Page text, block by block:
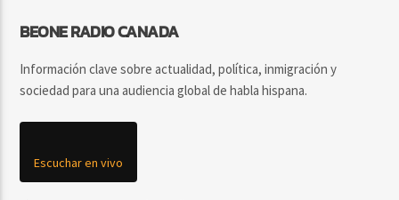
BEONE RADIO CANADA
Información clave sobre actualidad, política, inmigración y
sociedad para una audiencia global de habla hispana.
Escuchar en vivo